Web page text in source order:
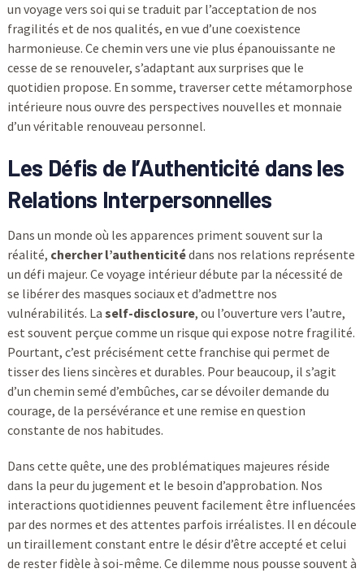
un voyage vers soi qui se traduit par l’acceptation de nos
fragilités et de nos qualités, en vue d’une coexistence
harmonieuse. Ce chemin vers une vie plus épanouissante ne
cesse de se renouveler, s’adaptant aux surprises que le
quotidien propose. En somme, traverser cette métamorphose
intérieure nous ouvre des perspectives nouvelles et monnaie
d’un véritable renouveau personnel.
Les Défis de l’Authenticité dans les
Relations Interpersonnelles
Dans un monde où les apparences priment souvent sur la
réalité, chercher l’authenticitédans nos relations représente
un défi majeur. Ce voyage intérieur débute par la nécessité de
se libérer des masques sociaux et d’admettre nos
vulnérabilités. La self-disclosure, ou l’ouverture vers l’autre,
est souvent perçue comme un risque qui expose notre fragilité.
Pourtant, c’est précisément cette franchise qui permet de
tisser des liens sincères et durables. Pour beaucoup, il s’agit
d’un chemin semé d’embûches, car se dévoiler demande du
courage, de la persévérance et une remise en question
constante de nos habitudes.
Dans cette quête, une des problématiques majeures réside
dans la peur du jugement et le besoin d’approbation. Nos
interactions quotidiennes peuvent facilement être influencées
par des normes et des attentes parfois irréalistes. Il en découle
un tiraillement constant entre le désir d’être accepté et celui
de rester fidèle à soi-même. Ce dilemme nous pousse souvent à